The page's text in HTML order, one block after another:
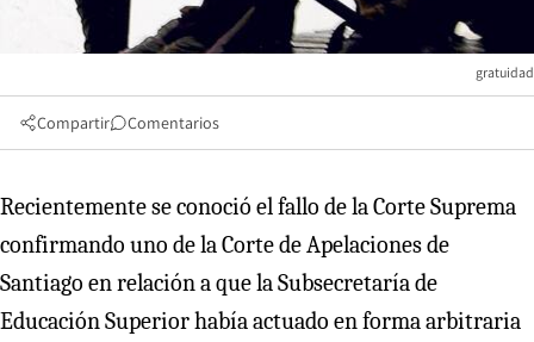
gratuidad
Compartir Comentarios
Recientemente se conoció el fallo de la Corte Suprema
confirmando uno de la Corte de Apelaciones de
Santiago en relación a que la Subsecretaría de
Educación Superior había actuado en forma arbitraria